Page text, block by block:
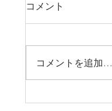
コメント
コメントを追加…